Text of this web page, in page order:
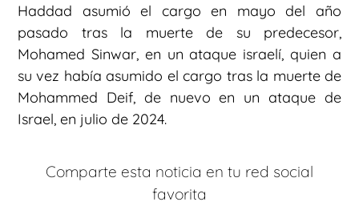
Haddad asumió el cargo en mayo del año
pasado tras la muerte de su predecesor,
Mohamed Sinwar, en un ataque israelí, quien a
su vez había asumido el cargo tras la muerte de
Mohammed Deif, de nuevo en un ataque de
Israel, en julio de 2024.
Comparte esta noticia en tu red social
favorita